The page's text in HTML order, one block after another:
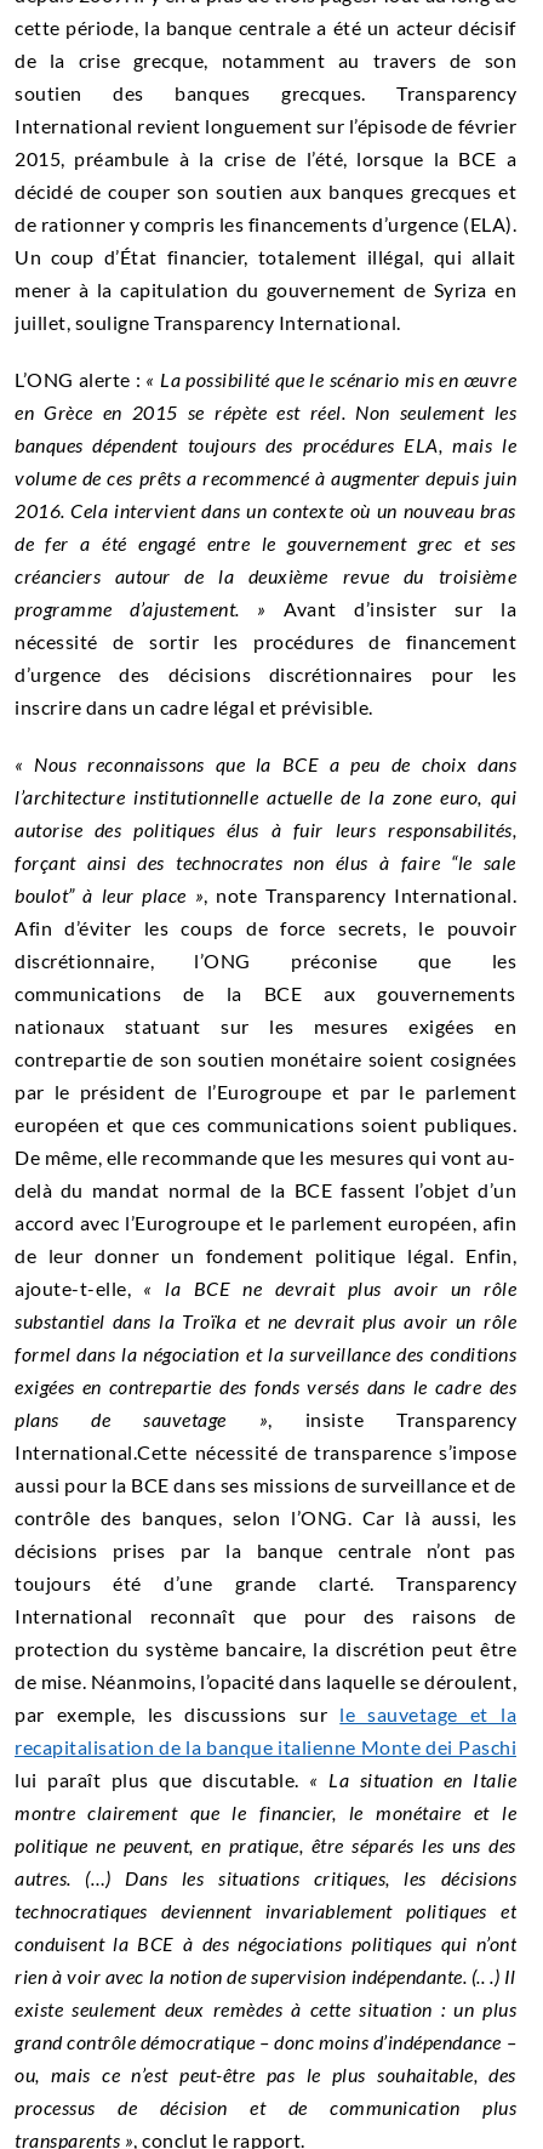
cette période, la banque centrale a été un acteur décisif
de la crise grecque, notamment au travers de son
soutien des banques grecques. Transparency
International revient longuement sur l’épisode de février
2015, préambule à la crise de l’été, lorsque la BCE a
décidé de couper son soutien aux banques grecques et
de rationner y compris les financements d’urgence (ELA).
Un coup d’État financier, totalement illégal, qui allait
mener à la capitulation du gouvernement de Syriza en
juillet, souligne Transparency International.
L’ONG alerte : « La possibilité que le scénario mis en œuvre
en Grèce en 2015 se répète est réel. Non seulement les
banques dépendent toujours des procédures ELA, mais le
volume de ces prêts a recommencé à augmenter depuis juin
2016. Cela intervient dans un contexte où un nouveau bras
de fer a été engagé entre le gouvernement grec et ses
créanciers autour de la deuxième revue du troisième
programme d’ajustement. » Avant d’insister sur la
nécessité de sortir les procédures de financement
d’urgence des décisions discrétionnaires pour les
inscrire dans un cadre légal et prévisible.
« Nous reconnaissons que la BCE a peu de choix dans
l’architecture institutionnelle actuelle de la zone euro, qui
autorise des politiques élus à fuir leurs responsabilités,
forçant ainsi des technocrates non élus à faire “le sale
boulot” à leur place », note Transparency International.
Afin d’éviter les coups de force secrets, le pouvoir
discrétionnaire, l’ONG préconise que les
communications de la BCE aux gouvernements
nationaux statuant sur les mesures exigées en
contrepartie de son soutien monétaire soient cosignées
par le président de l’Eurogroupe et par le parlement
européen et que ces communications soient publiques.
De même, elle recommande que les mesures qui vont au-
delà du mandat normal de la BCE fassent l’objet d’un
accord avec l’Eurogroupe et le parlement européen, afin
de leur donner un fondement politique légal. Enfin,
ajoute-t-elle, « la BCE ne devrait plus avoir un rôle
substantiel dans la Troïka et ne devrait plus avoir un rôle
formel dans la négociation et la surveillance des conditions
exigées en contrepartie des fonds versés dans le cadre des
plans de sauvetage », insiste Transparency
International.Cette nécessité de transparence s’impose
aussi pour la BCE dans ses missions de surveillance et de
contrôle des banques, selon l’ONG. Car là aussi, les
décisions prises par la banque centrale n’ont pas
toujours été d’une grande clarté. Transparency
International reconnaît que pour des raisons de
protection du système bancaire, la discrétion peut être
de mise. Néanmoins, l’opacité dans laquelle se déroulent,
par exemple, les discussions sur le sauvetage et la
recapitalisation de la banque italienne Monte dei Paschi
lui paraît plus que discutable. « La situation en Italie
montre clairement que le financier, le monétaire et le
politique ne peuvent, en pratique, être séparés les uns des
autres. (…) Dans les situations critiques, les décisions
technocratiques deviennent invariablement politiques et
conduisent la BCE à des négociations politiques qui n’ont
rien à voir avec la notion de supervision indépendante. (.. .) Il
existe seulement deux remèdes à cette situation : un plus
grand contrôle démocratique – donc moins d’indépendance –
ou, mais ce n’est peut-être pas le plus souhaitable, des
processus de décision et de communication plus
transparents », conclut le rapport.